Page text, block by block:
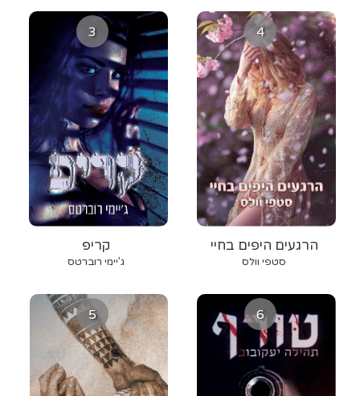
3
קריפ
ג’יימי רוברטס
4
הרגעים היפים בחיי
סטפי וולס
5 6